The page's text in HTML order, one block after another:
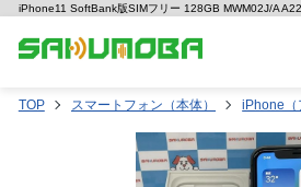
iPhone11 SoftBank版SIMフリー 128GB MWM02J/A
TOP スマートフォン（本体） iPhone（